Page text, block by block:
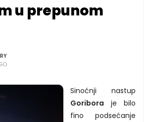
u prepunom
Sinoćnji nastup
Goribora je bilo
fino podsećanje